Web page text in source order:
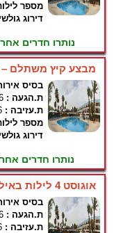
מספר
דירוג
נותרו חדרים
מבצע קיץ משתלם – 3 לילות באילת כולל חצי
בסיס
ת.הגעה : 20.8.26, יום חמישי
ת.עזיבה : 23.8.26, יום ראשון
מספר
דירוג
נותרו חדרים
אוגוסט 4 לילות באילת -במחיר מוזל
בסיס
ת.הגעה : 23.8.26, יום ראשון
ת.עזיבה : 27.8.26, יום חמישי